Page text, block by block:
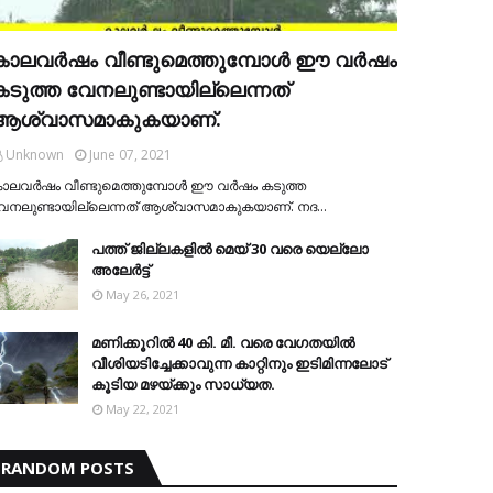
വീണ്ടുമെത്തുമ്പോള്‍ ഈ വര്‍ഷം
വേനലുണ്ടായില്ലെന്നത്
Unknown
June 07, 2021
വീണ്ടുമെത്തുമ്പോള്‍ ഈ വര്‍ഷം കടുത്ത
ആശ്വാസമാകുകയാണ്. നദ…
പത്ത് ജില്ലകളില്‍ മെയ് 30 വരെ യെല്ലോ
അലേര്‍ട്ട്
May 26, 2021
മണിക്കൂറിൽ 40 കി. മീ. വരെ വേഗതയിൽ
വീശിയടിച്ചേക്കാവുന്ന കാറ്റിനും ഇടിമിന്നലോട്
കൂടിയ മഴയ്ക്കും സാധ്യത.
May 22, 2021
RANDOM POSTS